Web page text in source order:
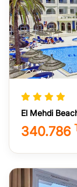
El Mehdi
340.786